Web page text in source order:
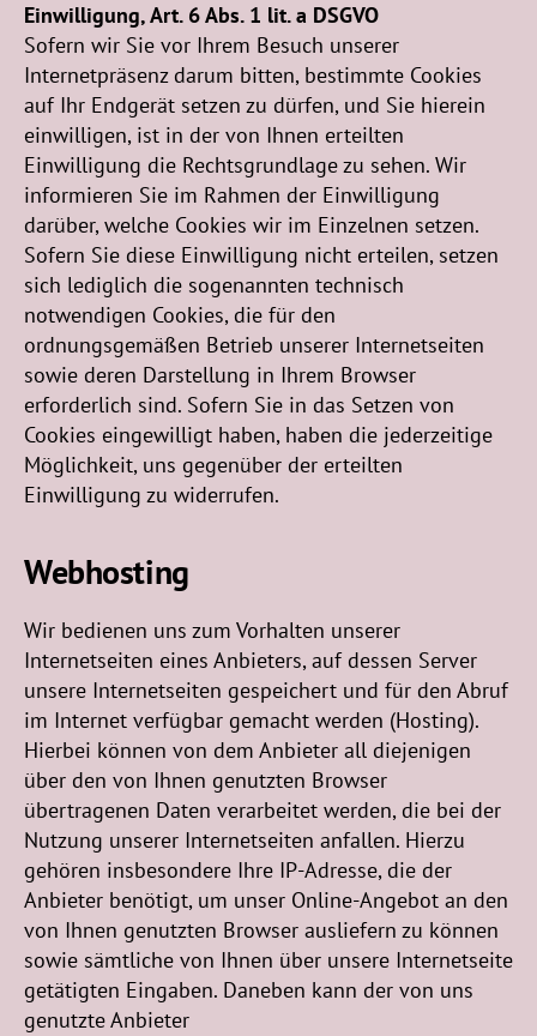
Einwilligung, Art. 6 Abs. 1 lit. a DSGVO
Sofern wir Sie vor Ihrem Besuch unserer
Internetpräsenz darum bitten, bestimmte Cookies
auf Ihr Endgerät setzen zu dürfen, und Sie hierein
einwilligen, ist in der von Ihnen erteilten
Einwilligung die Rechtsgrundlage zu sehen. Wir
informieren Sie im Rahmen der Einwilligung
darüber, welche Cookies wir im Einzelnen setzen.
Sofern Sie diese Einwilligung nicht erteilen, setzen
sich lediglich die sogenannten technisch
notwendigen Cookies, die für den
ordnungsgemäßen Betrieb unserer Internetseiten
sowie deren Darstellung in Ihrem Browser
erforderlich sind. Sofern Sie in das Setzen von
Cookies eingewilligt haben, haben die jederzeitige
Möglichkeit, uns gegenüber der erteilten
Einwilligung zu widerrufen.
Webhosting
Wir bedienen uns zum Vorhalten unserer
Internetseiten eines Anbieters, auf dessen Server
unsere Internetseiten gespeichert und für den Abruf
im Internet verfügbar gemacht werden (Hosting).
Hierbei können von dem Anbieter all diejenigen
über den von Ihnen genutzten Browser
übertragenen Daten verarbeitet werden, die bei der
Nutzung unserer Internetseiten anfallen. Hierzu
gehören insbesondere Ihre IP-Adresse, die der
Anbieter benötigt, um unser Online-Angebot an den
von Ihnen genutzten Browser ausliefern zu können
sowie sämtliche von Ihnen über unsere Internetseite
getätigten Eingaben. Daneben kann der von uns
genutzte Anbieter